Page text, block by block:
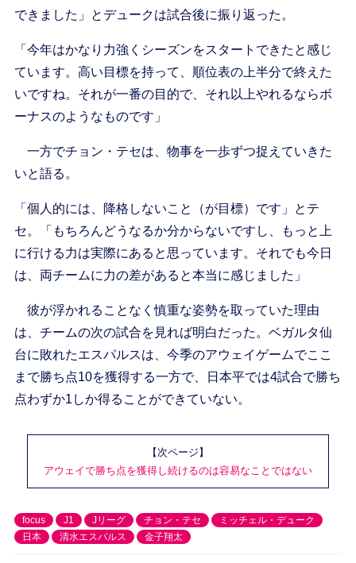
できました」とデュークは試合後に振り返った。
「今年はかなり力強くシーズンをスタートできたと感じ
ています。高い目標を持って、順位表の上半分で終えた
いですね。それが一番の目的で、それ以上やれるならボ
ーナスのようなものです」
一方でチョン・テセは、物事を一歩ずつ捉えていきた
いと語る。
「個人的には、降格しないこと（が目標）です」とテ
セ。「もちろんどうなるか分からないですし、もっと上
に行ける力は実際にあると思っています。それでも今日
は、両チームに力の差があると本当に感じました」
彼が浮かれることなく慎重な姿勢を取っていた理由
は、チームの次の試合を見れば明白だった。ベガルタ仙
台に敗れたエスパルスは、今季のアウェイゲームでここ
まで勝ち点10を獲得する一方で、日本平では4試合で勝ち
点わずか1しか得ることができていない。
【次ページ】
アウェイで勝ち点を獲得し続けるのは容易なことではない
focus J1 Jリーグ チョン・テセ
ミッチェル・デューク
日本
清水エスパルス 金子翔太